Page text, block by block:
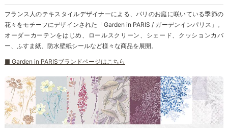
フランス人のテキスタイルデザイナーによる、パリのお庭に咲いている季節の
花々をモチーフにデザインされた「Garden in PARIS / ガーデンインパリス」。
オーダーカーテンをはじめ、ロールスクリーン、シェード、クッションカバ
ー、ふすま紙、防水壁紙シールなど様々な商品を展開。
■ Garden in PARISブランドページはこちら